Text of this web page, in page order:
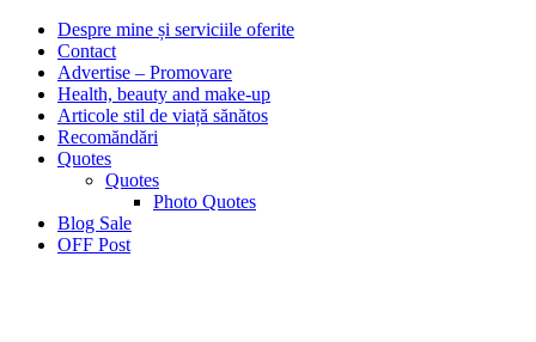
Despre mine și serviciile oferite
Contact
Advertise – Promovare
Health, beauty and make-up
Articole stil de viață sănătos
Recomăndări
Quotes
Quotes
Photo Quotes
Blog Sale
OFF Post